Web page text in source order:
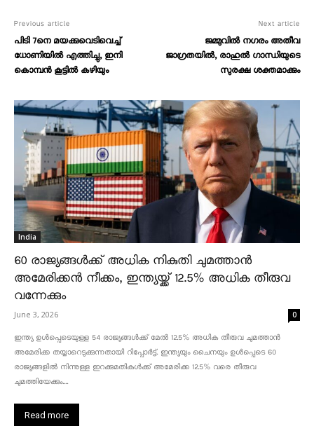
Previous article
പിടി 7നെ മയക്കുവെടിവെച്ച്‌
ധോണിയിൽ എത്തിച്ചു, ഇനി
കൊമ്പൻ കൂട്ടിൽ കഴിയും
Next article
ജമ്മുവിൽ നഗരം അതീവ
ജാഗ്രതയിൽ, രാഹുൽ ഗാന്ധിയുടെ
സുരക്ഷ ശക്തമാക്കും
India
60 രാജ്യങ്ങൾക്ക് അധിക നികുതി ചുമത്താൻ
അമേരിക്കൻ നീക്കം, ഇന്ത്യയ്ക്ക് 12.5% അധിക തീരുവ
വന്നേക്കും
June 3, 2026 0
ഇന്ത്യ ഉൾപ്പെടെയുള്ള 54 രാജ്യങ്ങൾക്ക് മേൽ 12.5% അധിക തീരുവ ചുമത്താൻ
അമേരിക്ക തയ്യാറെടുക്കുന്നതായി റിപ്പോർട്ട്. ഇന്ത്യയും ചൈനയും ഉൾപ്പെടെ 60
രാജ്യങ്ങളിൽ നിന്നുള്ള ഇറക്കുമതികൾക്ക് അമേരിക്ക 12.5% ​​വരെ തീരുവ
ചുമത്തിയേക്കും....
Read more